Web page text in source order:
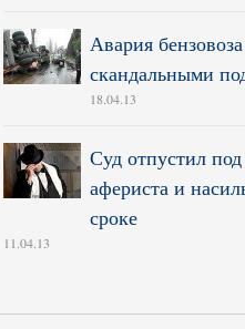
Авария
скандальными
18.04.13
Суд отпустил под
афериста и
сроке
11.04.13